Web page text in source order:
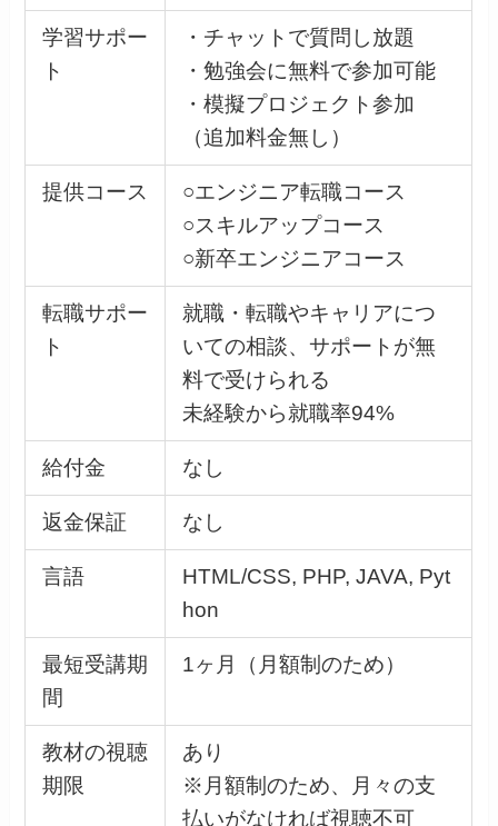
学習サポー
ト
・チャットで質問し放題
・勉強会に無料で参加可能
・模擬プロジェクト参加
（追加料金無し）
提供コース
○エンジニア転職コース
○スキルアップコース
○新卒エンジニアコース
転職サポー
ト
就職・転職やキャリアにつ
いての相談、サポートが無
料で受けられる
未経験から就職率94%
給付金 なし
返金保証 なし
言語
HTML/CSS, PHP, JAVA, Pyt
hon
最短受講期
間
1ヶ月（月額制のため）
教材の視聴
期限
あり
※月額制のため、月々の支
払いがなければ視聴不可